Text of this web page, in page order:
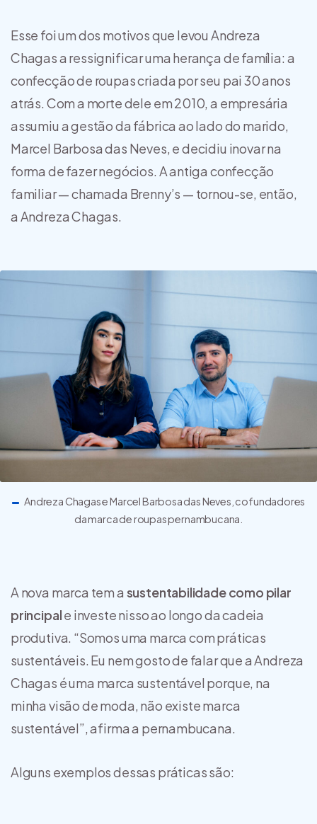
Esse foi um dos motivos que levou Andreza
Chagas a ressignificar uma herança de família: a
confecção de roupas criada por seu pai 30 anos
atrás. Com a morte dele em 2010, a empresária
assumiu a gestão da fábrica ao lado do marido,
Marcel Barbosa das Neves, e decidiu inovar na
forma de fazer negócios. A antiga confecção
familiar — chamada Brenny’s — tornou-se, então,
a Andreza Chagas.
Andreza Chagas e Marcel Barbosa das Neves, cofundadores
da marca de roupas pernambucana.
A nova marca tem a sustentabilidade como pilar
principale investe nisso ao longo da cadeia
produtiva. “Somos uma marca com práticas
sustentáveis. Eu nem gosto de falar que a Andreza
Chagas é uma marca sustentável porque, na
minha visão de moda, não existe marca
sustentável”, afirma a pernambucana.
Alguns exemplos dessas práticas são: